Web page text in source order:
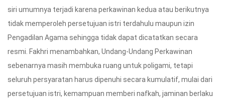
siri umumnya terjadi karena perkawinan kedua atau berikutnya
tidak memperoleh persetujuan istri terdahulu maupun izin
Pengadilan Agama sehingga tidak dapat dicatatkan secara
resmi. Fakhri menambahkan, Undang-Undang Perkawinan
sebenarnya masih membuka ruang untuk poligami, tetapi
seluruh persyaratan harus dipenuhi secara kumulatif, mulai dari
persetujuan istri, kemampuan memberi nafkah, jaminan berlaku